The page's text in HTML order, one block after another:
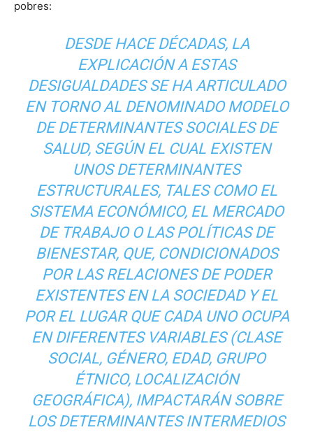
pobres:
DESDE HACE DÉCADAS, LA
EXPLICACIÓN A ESTAS
DESIGUALDADES SE HA ARTICULADO
EN TORNO AL DENOMINADO MODELO
DE DETERMINANTES SOCIALES DE
SALUD, SEGÚN EL CUAL EXISTEN
UNOS DETERMINANTES
ESTRUCTURALES, TALES COMO EL
SISTEMA ECONÓMICO, EL MERCADO
DE TRABAJO O LAS POLÍTICAS DE
BIENESTAR, QUE, CONDICIONADOS
POR LAS RELACIONES DE PODER
EXISTENTES EN LA SOCIEDAD Y EL
POR EL LUGAR QUE CADA UNO OCUPA
EN DIFERENTES VARIABLES (CLASE
SOCIAL, GÉNERO, EDAD, GRUPO
ÉTNICO, LOCALIZACIÓN
GEOGRÁFICA), IMPACTARÁN SOBRE
LOS DETERMINANTES INTERMEDIOS